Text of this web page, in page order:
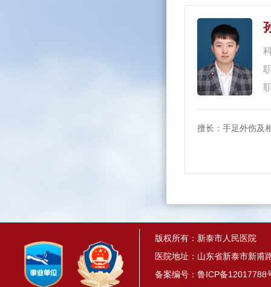
擅长：手足外伤及
版权所有：新泰市人民医院
医院地址：山东省新泰市新甫
备案编号： 鲁ICP备12017788